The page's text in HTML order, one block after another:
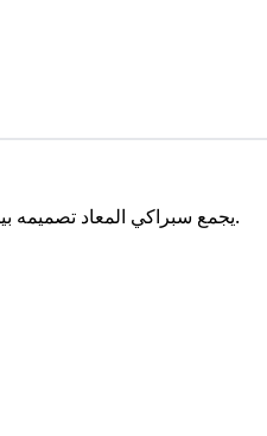
يجمع سبراكي المعاد تصميمه بين الحنين إلى الماضي والابتكار بسلاسة، مقدّمًا لكل من المعجبين القدامى والمبتدئين أفضل منصة إبداعية.